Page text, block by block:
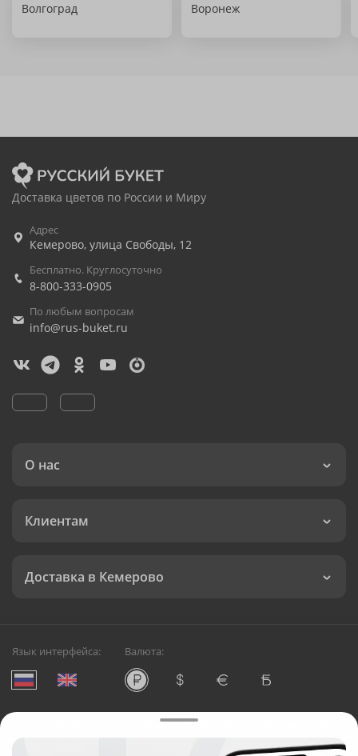
Волгоград Воронеж
Доставка цветов по России и Миру
Адрес
Кемерово, улица Свободы, 12
Бесплатно. Круглосуточно
8-800-333-0905
По любым вопросам
info@rus-buket.ru
О нас
Клиентам
Доставка в Кемерово
Язык интерфейса: Валюта:
Служба круглосуточной доставки цветов в Кемерово
Русский Букет, 2026